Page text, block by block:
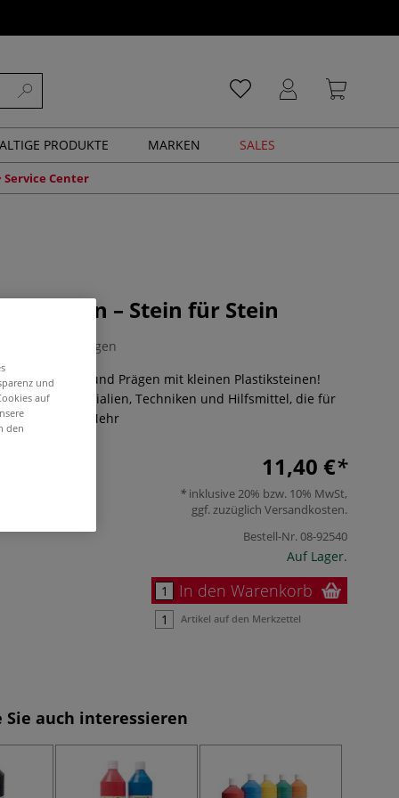
PRODUKTE MARKEN SALES
Service Center
drucken – Stein für Stein
0 Bewertungen
Stempeln und Prägen mit kleinen Plastiksteinen!
über die Materialien, Techniken und Hilfsmittel, die für
werden.
Mehr
11,40 €
inklusive 20% bzw. 10% MwSt,
ggf. zuzüglich Versandkosten.
Bestell-Nr.08-92540
Auf Lager.
In den Warenkorb
Artikel auf den Merkzettel
Sie auch interessieren
und
auf
den